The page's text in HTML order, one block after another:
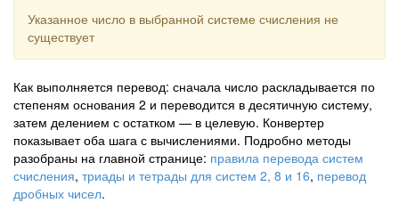
Указанное число в выбранной системе счисления не
существует
Как выполняется перевод: сначала число раскладывается по
степеням основания 2 и переводится в десятичную систему,
затем делением с остатком — в целевую. Конвертер
показывает оба шага с вычислениями. Подробно методы
разобраны на главной странице: правила перевода систем
счисления, триады и тетрады для систем 2, 8 и 16, перевод
дробных чисел.